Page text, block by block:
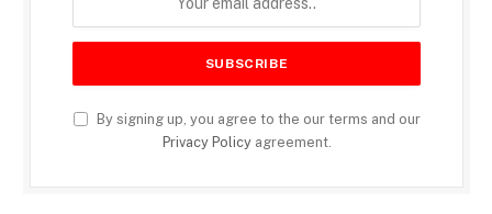
By signing up, you agree to the our terms and our
Privacy Policyagreement.